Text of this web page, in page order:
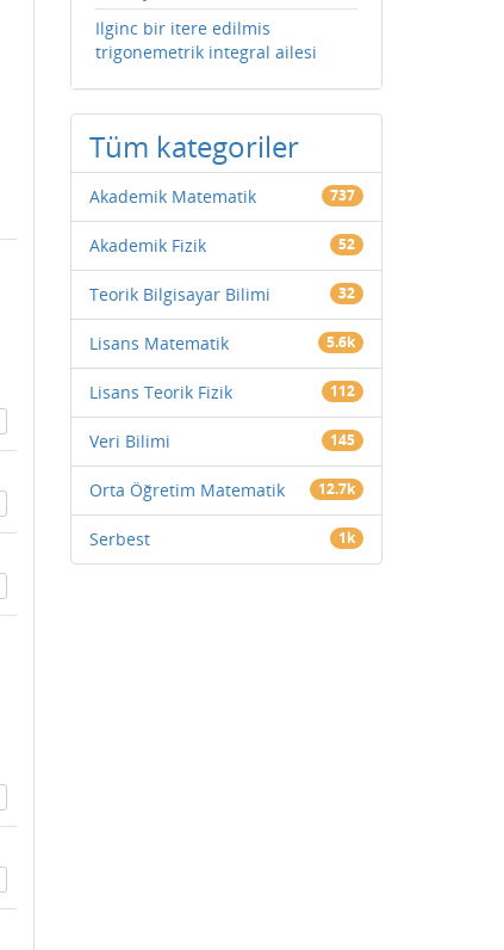
Ilginc bir itere edilmis
trigonemetrik integral ailesi
Tüm kategoriler
Akademik Matematik 737
Akademik Fizik 52
Teorik Bilgisayar Bilimi 32
Lisans Matematik 5.6k
Lisans Teorik Fizik 112
Veri Bilimi 145
Orta Öğretim Matematik 12.7k
Serbest 1k